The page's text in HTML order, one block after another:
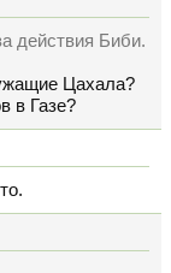
действия Биби.
Цахала?
в Газе?